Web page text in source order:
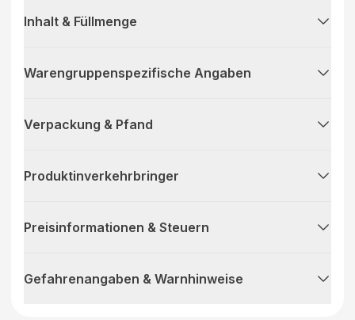
Inhalt & Füllmenge
Warengruppenspezifische Angaben
Verpackung & Pfand
Produktinverkehrbringer
Preisinformationen & Steuern
Gefahrenangaben & Warnhinweise